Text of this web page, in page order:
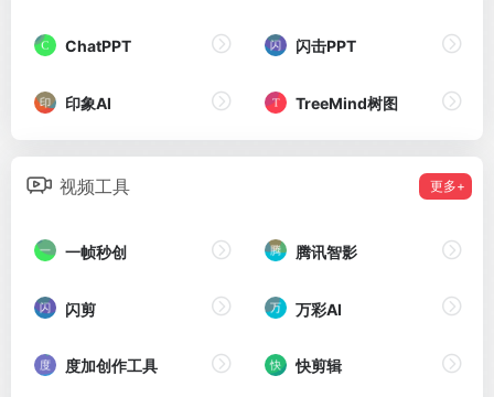
ChatPPT 闪击PPT
印象AI TreeMind树图
视频工具 更多+
一帧秒创 腾讯智影
闪剪 万彩AI
度加创作工具 快剪辑